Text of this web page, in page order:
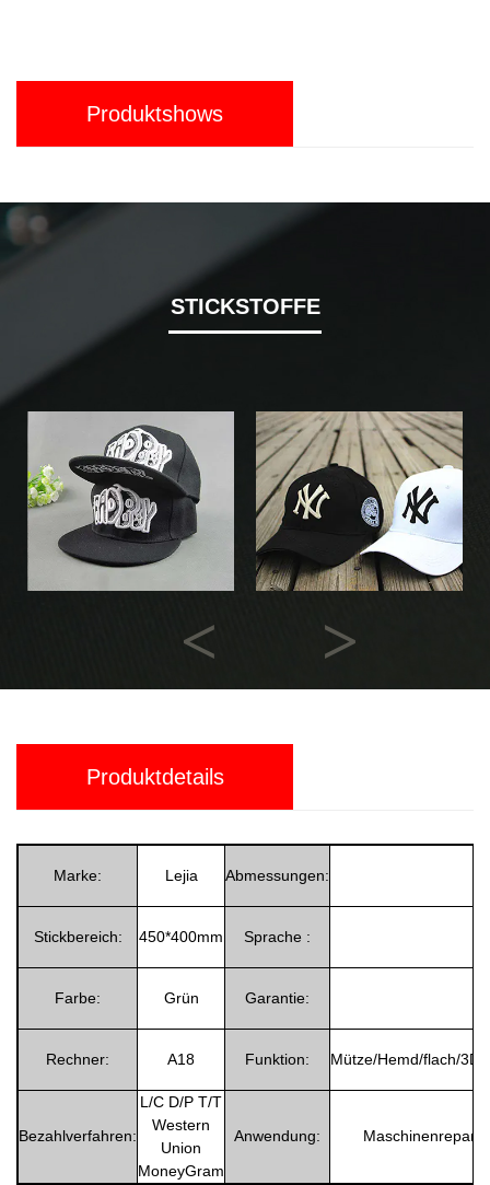
Produktshows
STICKSTOFFE
Next
Produktdetails
Marke: Lejia Abmessungen:
Stickbereich: 450*400mm Sprache :
Farbe: Grün Garantie:
Rechner: A18 Funktion: Mütze/Hemd/flach/
Bezahlverfahren:
L/C D/P T/T
Western
Union
MoneyGram
Anwendung: